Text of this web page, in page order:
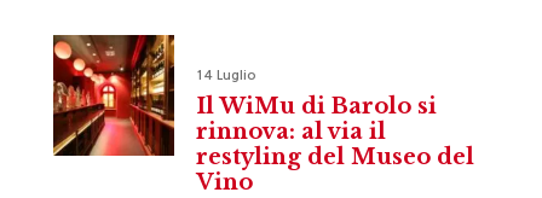
14 Luglio
Il WiMu di Barolo si
rinnova: al via il
restyling del Museo del
Vino